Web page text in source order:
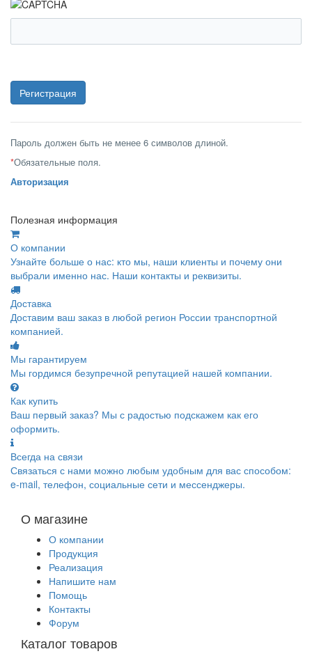
Пароль должен быть не менее 6 символов длиной.
*Обязательные поля.
Авторизация
Полезная информация
О компании
Узнайте больше о нас: кто мы, наши клиенты и почему они
выбрали именно нас. Наши контакты и реквизиты.
Доставка
Доставим ваш заказ в любой регион России транспортной
компанией.
Мы гарантируем
Мы гордимся безупречной репутацией нашей компании.
Как купить
Ваш первый заказ? Мы с радостью подскажем как его
оформить.
Всегда на связи
Связаться с нами можно любым удобным для вас способом:
e-mail, телефон, социальные сети и мессенджеры.
О магазине
О компании
Продукция
Реализация
Напишите нам
Помощь
Контакты
Форум
Каталог товаров